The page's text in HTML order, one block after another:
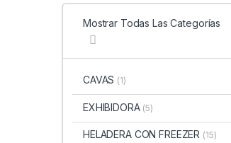
Mostrar Todas Las Categorías
CAVAS (1)
EXHIBIDORA (5)
HELADERA CON FREEZER (15)